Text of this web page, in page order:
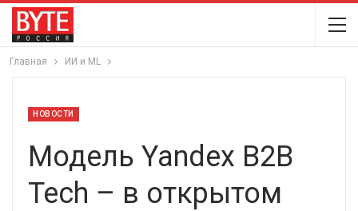
Главная ИИ и ML
НОВОСТИ
Модель Yandex B2B
Tech – в открытом